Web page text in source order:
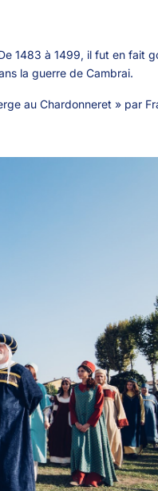
1483 à 1499, il fut en fait
la guerre de Cambrai.
au Chardonneret » par